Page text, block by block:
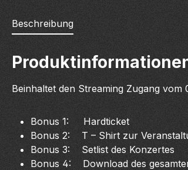
Beschreibung
Beinhaltet den Streaming Zugang vom
Bonus 1: Hardticket
Bonus 2: T – Shirt zur
Bonus 3: Setlist des Konzertes
Bonus 4: Download des